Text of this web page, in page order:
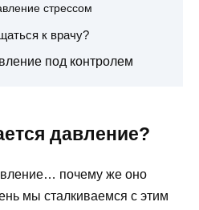
стрессом
к врачу?
под контролем
давление?
почему же оно
мы сталкиваемся с этим